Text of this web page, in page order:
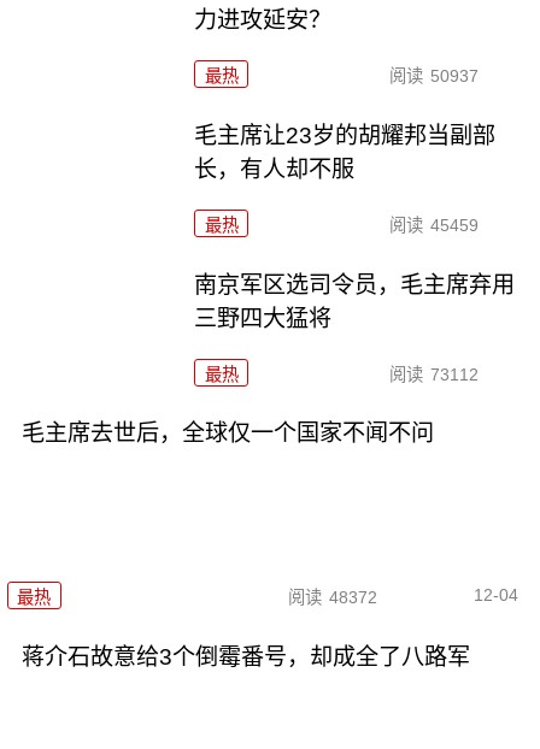
力进攻延安？
最热 阅读 50937
毛主席让23岁的胡耀邦当副部
长，有人却不服
最热 阅读 45459
南京军区选司令员，毛主席弃用
三野四大猛将
最热 阅读 73112
毛主席去世后，全球仅一个国家不闻不问
最热 阅读 48372 12-04
蒋介石故意给3个倒霉番号，却成全了八路军